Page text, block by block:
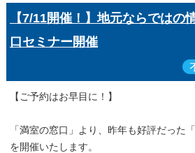
【7/11開催！】地元ならではの
口セミナー開催
【ご予約はお早目に！】
「満室の窓口」より、昨年も好評だった
を開催いたします。